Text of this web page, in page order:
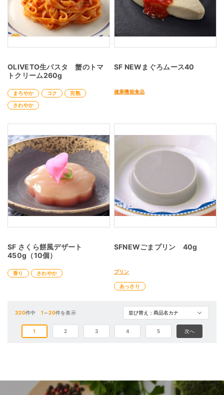
OLIVETO生パスタ 蟹のトマ
トクリーム260g
まろやか コク
完熟
さわやか
SF NEWまぐろムース40
健康機能食品
SF さくら餅風デザート
450g（10個）
香り さわやか
SFNEWごまプリン 40g
プリン
あっさり
320件中 1 ～20件を表示
1 2 3 4 5 次へ